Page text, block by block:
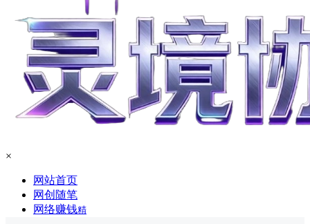
×
网站首页
网创随笔
网络赚钱精